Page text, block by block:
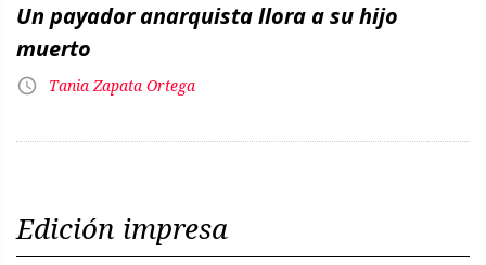
Un payador anarquista llora a su hijo
muerto
Tania Zapata Ortega
Edición impresa